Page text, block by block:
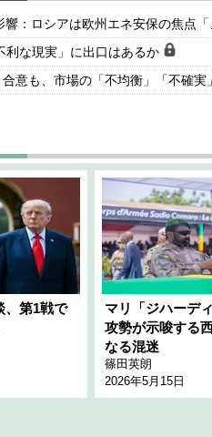
響：ロシアは欧州エネ安保の焦点
利な現実」に出口はあるか
意も、市場の「不均衡」「不確実
、第1戦で
マリ「ジハーデ
攻勢が示唆する
なる混迷
篠田英朗
2026年5月15日